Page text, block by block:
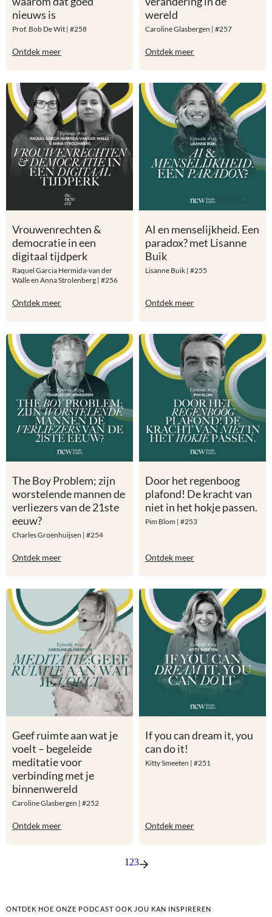
nieuws is
Prof. Bob De Wit | #258
Ontdek meer
wereld
Caroline Glasbergen | #257
Ontdek meer
Vrouwenrechten &
democratie in een
digitaal tijdperk
Raquel Garcia Hermida-van der
Walle en Anna Strolenberg | #256
Ontdek meer
AI en menselijkheid. Een
paradox? met Lisanne
Buik
Lisanne Buik | #255
Ontdek meer
The Boy Problem; zijn
worstelende mannen de
verliezers van de 21ste
eeuw?
Charles Groenhuijsen | #254
Ontdek meer
Door het regenboog
plafond! De kracht van
niet in het hokje passen.
Pim Blom | #253
Ontdek meer
Geef ruimte aan wat je
voelt – begeleide
meditatie voor
verbinding met je
binnenwereld
Caroline Glasbergen | #252
Ontdek meer
If you can dream it, you
can do it!
Kitty Smeeten | #251
Ontdek meer
1 23
ONTDEK HOE ONZE PODCAST OOK JOU KAN INSPIREREN